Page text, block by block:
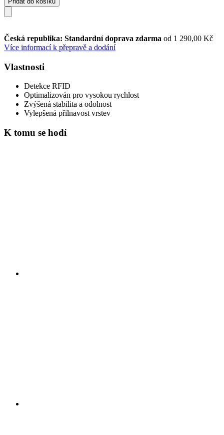
Česká republika: Standardní doprava zdarma od 1 290,00 Kč
Více informací k přepravě a dodání
Vlastnosti
Detekce RFID
Optimalizován pro vysokou rychlost
Zvýšená stabilita a odolnost
Vylepšená přilnavost vrstev
K tomu se hodí